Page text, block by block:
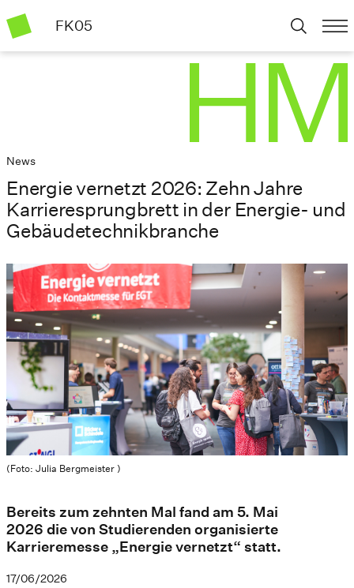
FK05
News
Energie vernetzt 2026: Zehn Jahre
Karrieresprungbrett in der Energie- und
Gebäudetechnikbranche
(Foto: Julia Bergmeister )
Bereits zum zehnten Mal fand am 5. Mai
2026 die von Studierenden organisierte
Karrieremesse „Energie vernetzt“ statt.
17/06/2026